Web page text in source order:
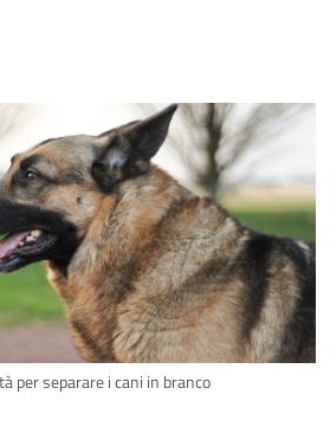
per separare i cani in branco